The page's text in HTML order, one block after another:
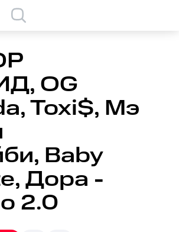
OG
Toxi$, Мэ
Baby
Дора -
2.0